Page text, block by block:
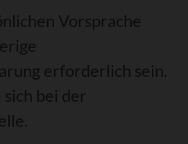
Vorsprache
erforderlich sein.
bei der